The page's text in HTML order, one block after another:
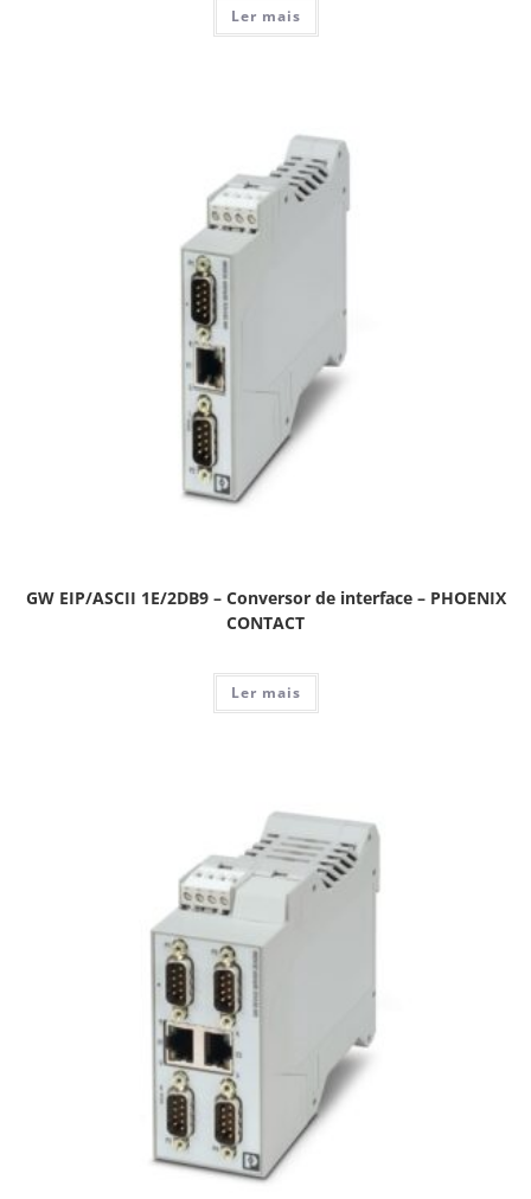
Ler mais
GW EIP/ASCII 1E/2DB9 – Conversor de interface – PHOENIX
CONTACT
Ler mais